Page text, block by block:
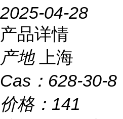
2025-04-28
产品详情
产地
上海
Cas： 628-30-8
价格： 141